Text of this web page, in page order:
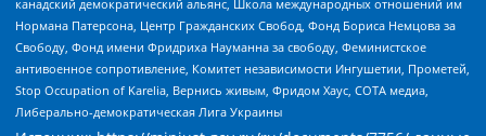
канадский демократический альянс, Школа международных отношений им
Нормана Патерсона, Центр Гражданских Свобод, Фонд Бориса Немцова за
Свободу, Фонд имени Фридриха Науманна за свободу, Феминистское
антивоенное сопротивление, Комитет независимости Ингушетии, Прометей,
Stop Occupation of Karelia, Вернись живым, Фридом Хаус, СОТА медиа,
Либерально-демократическая Лига Украины